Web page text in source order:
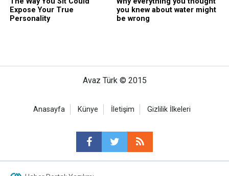
Avaz Türk © 2015
Anasayfa Künye İletişim Gizlilik İlkeleri